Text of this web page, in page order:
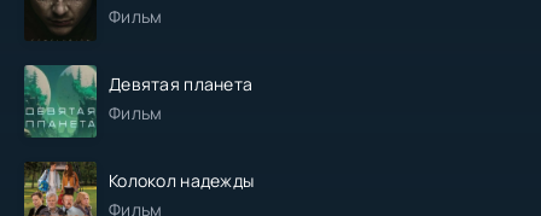
Фильм
Девятая планета
Фильм
Колокол надежды
Фильм